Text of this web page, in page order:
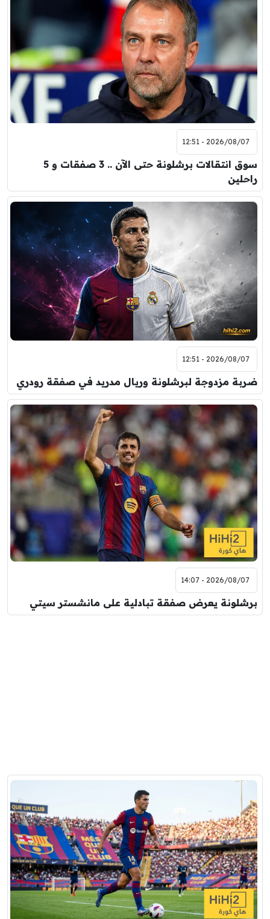
2026/08/07 - 12:51
سوق انتقالات برشلونة حتى الآن .. 3 صفقات و 5
راحلين
2026/08/07 - 12:51
ضربة مزدوجة لبرشلونة وريال مدريد في صفقة رودري
2026/08/07 - 14:07
برشلونة يعرض صفقة تبادلية على مانشستر سيتي